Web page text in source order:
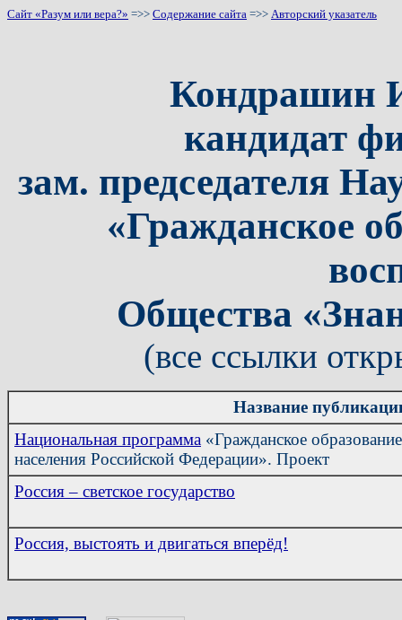
Сайт «Разум или вера?» =>> Содержание сайта =>> Авторский указатель
Кондрашин
кандидат
зам. председателя
«Гражданское
Общества
(все ссылки
Название
Национальная программа «Гражданское
населения Российской Федерации». Проект
Россия – светское государство
Россия, выстоять и двигаться вперёд!